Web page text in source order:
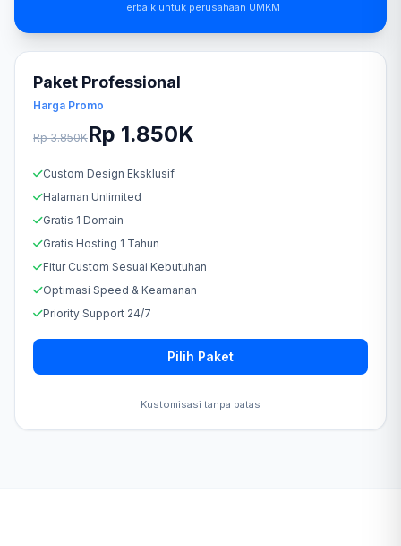
Terbaik untuk perusahaan UMKM
Paket Professional
Harga Promo
Rp 3.850KRp 1.850K
Custom Design Eksklusif
Halaman Unlimited
Gratis 1 Domain
Gratis Hosting 1 Tahun
Fitur Custom Sesuai Kebutuhan
Optimasi Speed & Keamanan
Priority Support 24/7
Pilih Paket
Kustomisasi tanpa batas